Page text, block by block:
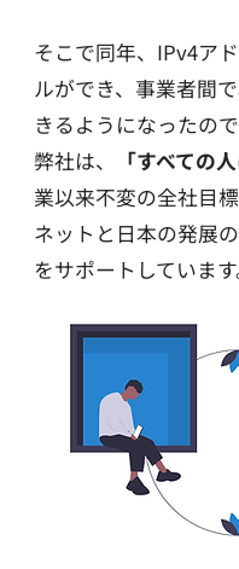
そこで同年、IPv4ア
ルができ、事業者間
きるようになったので
弊社は、
「すべての
業以来不変の全社目
ネットと日本の発展
をサポートしています